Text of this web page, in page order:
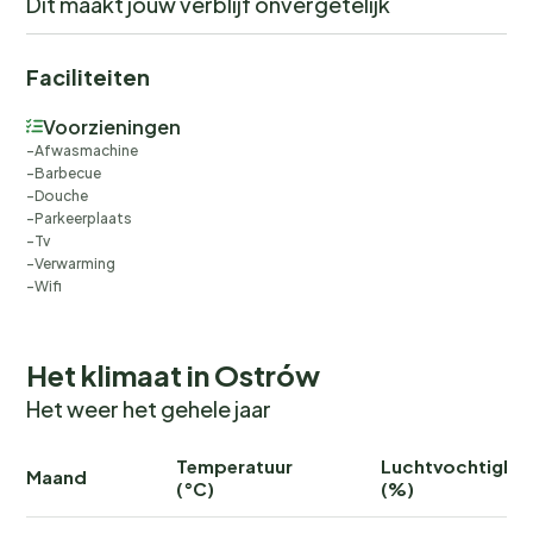
Faciliteiten
Voorzieningen
Afwasmachine
Barbecue
Douche
Parkeerplaats
Tv
Verwarming
Wifi
Het klimaat in Ostrów
Het weer het gehele jaar
Maand
Temperatuur
(°C)
(%)